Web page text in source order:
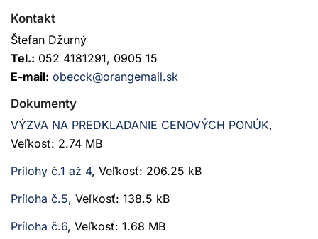
Kontakt
Štefan Džurný
Tel.: 052 4181291, 0905 15
E-mail: obecck@orangemail.sk
Dokumenty
VÝZVA NA PREDKLADANIE CENOVÝCH PONÚK,
Veľkosť: 2.74 MB
Prílohy č.1 až 4, Veľkosť: 206.25 kB
Príloha č.5, Veľkosť: 138.5 kB
Príloha č.6, Veľkosť: 1.68 MB